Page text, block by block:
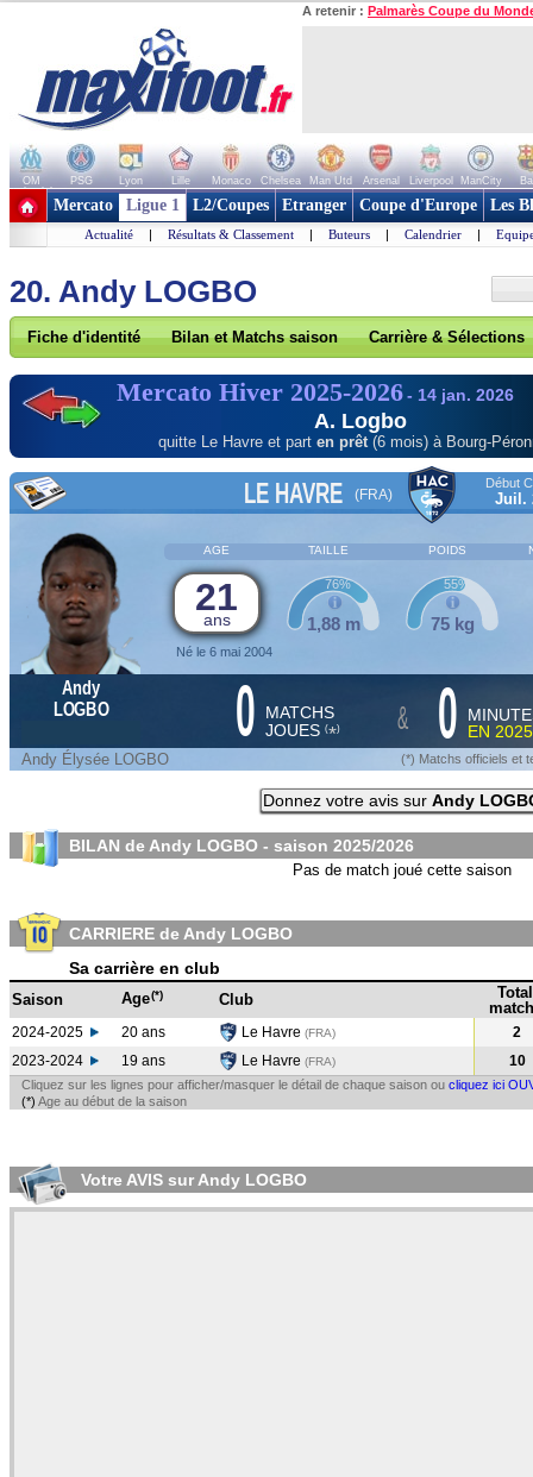
A retenir : Palmarès Coupe du
OM PSG Lyon Lille Monaco Chelsea Man Utd Arsenal Liverpool ManCity
+ de clubs
Mercato Ligue 1 L2/Coupes Etranger Coupe d'Europe Les
Actualité | Résultats & Classement | Buteurs | Calendrier |
20. Andy LOGBO
Fiche d'identité Bilan et Matchs saison Carrière & Sélections
Mercato Hiver 2025-2026- 14 jan. 2026
A. Logbo
quitte Le Havre et part en prêt(6 mois) à Bourg-
LE HAVRE (FRA)
Début
Juil.
AGE TAILLE POIDS
21
ans
Né le 6 mai 2004
1,88 m
76%
75 kg
55%
Andy
LOGBO
0
MATCHS
JOUES (*) & 0
EN
Andy Élysée LOGBO (*) Matchs officiels et
Donnez votre avis sur Andy
BILAN de Andy LOGBO - saison 2025/2026
Pas de match joué cette saison
CARRIERE de Andy LOGBO
Sa carrière en club
Saison Age(*) Club
Total
2024-2025 20 ans Le Havre (FRA)
2
2023-2024
19 ans Le Havre (FRA) 10
Cliquez sur les lignes pour afficher/masquer le détail de chaque saison ou cliquez ici
(*) Age au début de la saison
Votre AVIS sur Andy LOGBO